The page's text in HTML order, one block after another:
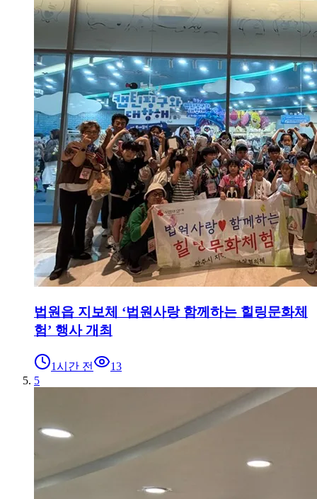
법원읍 지보체 ‘법원사랑 함께하는 힐링문화체
험’ 행사 개최
1시간 전
13
5